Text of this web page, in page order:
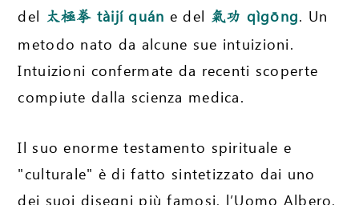
del 太極拳 tàijí quán e del 氣功 qìgōng. Un
metodo nato da alcune sue intuizioni.
Intuizioni confermate da recenti scoperte
compiute dalla scienza medica.
Il suo enorme testamento spirituale e
"culturale" è di fatto sintetizzato dai uno
dei suoi disegni più famosi, l’Uomo Albero,